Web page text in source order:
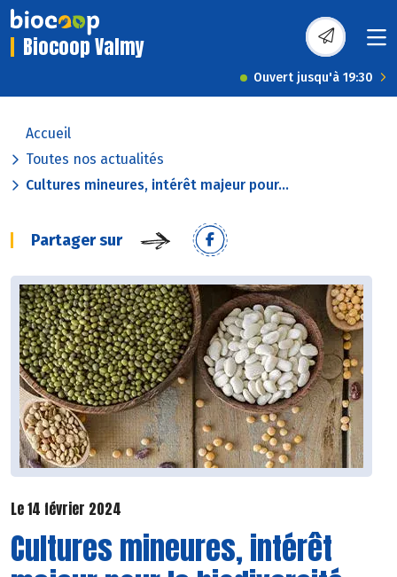
Biocoop Valmy
Ouvert jusqu'à 19:30
Accueil
Toutes nos actualités
Cultures mineures, intérêt majeur pour...
Partager sur
Le 14 février 2024
Cultures mineures, intérêt